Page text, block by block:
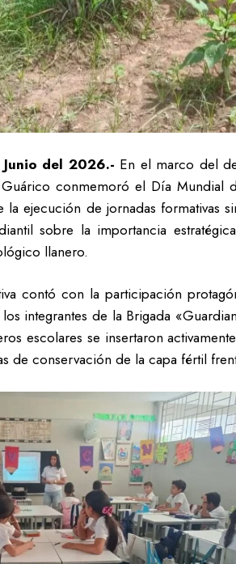
del 2026.- En el marco del
conmemoró el Día
la ejecución de jornadas formativas
sobre la importancia
llanero.
contó con la participación
integrantes de la Brigada
escolares se insertaron
de conservación de la capa fértil